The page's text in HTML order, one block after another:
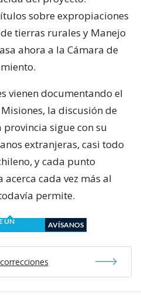
sobre expropiaciones
tierras rurales y Manejo
ahora a la Cámara de
vienen documentando el
la discusión de
sigue con su
extranjeras, casi todo
y cada punto
cada vez más al
permite.
UN
AVÍSANOS